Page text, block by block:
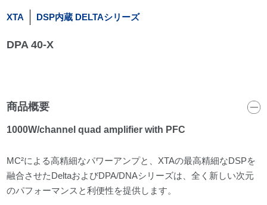
XTA DSP内蔵 DELTAシリーズ
DPA 40-X
商品概要
1000W/channel quad amplifier with PFC
MC²による高精細なパワーアンプと、XTAの最高精細なDSPを
融合させたDeltaおよびDPA/DNAシリーズは、全く新しい次元
のパフォーマンスと利便性を提供します。